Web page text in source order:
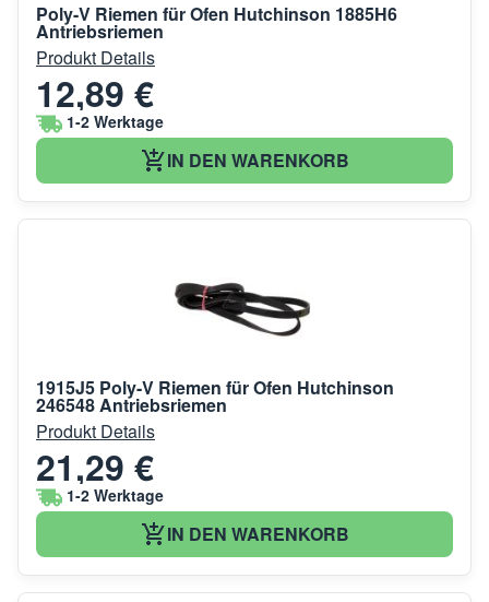
Poly-V Riemen für Ofen Hutchinson 1885H6
Antriebsriemen
Produkt Details
12,89 €
1-2 Werktage
IN DEN WARENKORB
1915J5 Poly-V Riemen für Ofen Hutchinson
246548 Antriebsriemen
Produkt Details
21,29 €
1-2 Werktage
IN DEN WARENKORB